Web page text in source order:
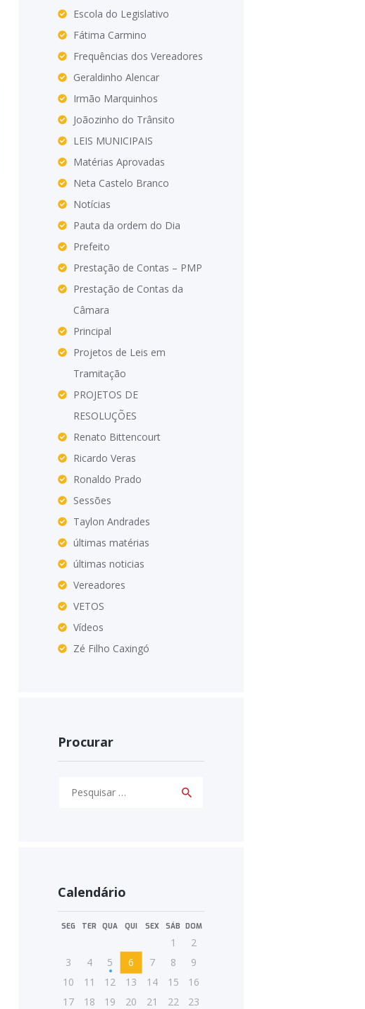
Escola do Legislativo
Fátima Carmino
Frequências dos Vereadores
Geraldinho Alencar
Irmão Marquinhos
Joãozinho do Trânsito
LEIS MUNICIPAIS
Matérias Aprovadas
Neta Castelo Branco
Notícias
Pauta da ordem do Dia
Prefeito
Prestação de Contas – PMP
Prestação de Contas da
Câmara
Principal
Projetos de Leis em
Tramitação
PROJETOS DE
RESOLUÇÕES
Renato Bittencourt
Ricardo Veras
Ronaldo Prado
Sessões
Taylon Andrades
últimas matérias
últimas noticias
Vereadores
VETOS
Vídeos
Zé Filho Caxingó
Procurar
por:
Calendário
SEG TER QUA QUI SEX SÁB DOM
1
2
3
4 5 6 7 8
9
10
11 12 13 14 15
16
17
18 19 20 21 22
23